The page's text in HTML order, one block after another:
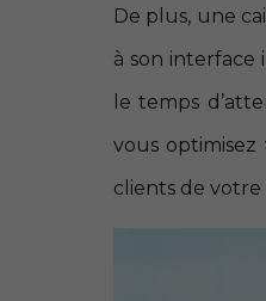
De plus, une
à son interface
le temps
vous
clients de